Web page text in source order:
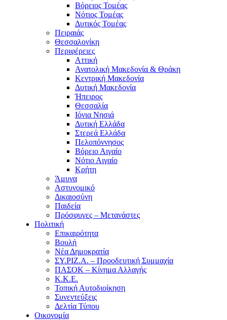
Βόρειος Τομέας
Νότιος Τομέας
Δυτικός Τομέας
Πειραιάς
Θεσσαλονίκη
Περιφέρειες
Αττική
Ανατολική Μακεδονία & Θράκη
Κεντρική Μακεδονία
Δυτική Μακεδονία
Ήπειρος
Θεσσαλία
Ιόνια Νησιά
Δυτική Ελλάδα
Στερεά Ελλάδα
Πελοπόννησος
Βόρειο Αιγαίο
Νότιο Αιγαίο
Κρήτη
Άμυνα
Αστυνομικό
Δικαιοσύνη
Παιδεία
Πρόσφυγες – Μετανάστες
Πολιτική
Επικαιρότητα
Βουλή
Νέα Δημοκρατία
ΣΥ.ΡΙΖ.Α. – Προοδευτική Συμμαχία
ΠΑΣΟΚ – Κίνημα Αλλαγής
Κ.Κ.Ε.
Τοπική Αυτοδιοίκηση
Συνεντεύξεις
Δελτία Τύπου
Οικονομία